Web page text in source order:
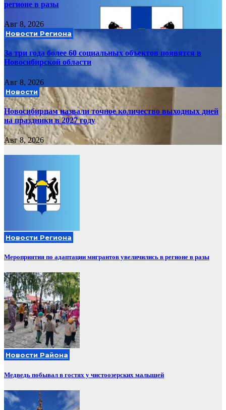
регионе в разы
Авг 8, 2026
Новости Региона
За три года более 60 социальных объектов появятся в
Новосибирской области
Авг 8, 2026
Новости
Новосибирцам назвали точное количество выходных дней
на праздники в 2027 году
Авг 8, 2026
Новости Региона
Мероприятия по адаптации мигрантов увеличились в регионе в разы
Новости Района
Медведь побывал в гостях у чистоозерских малышей